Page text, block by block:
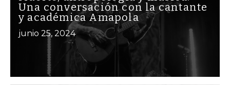
Una conversación con la cantante
y académica Amapola
junio 25, 2024